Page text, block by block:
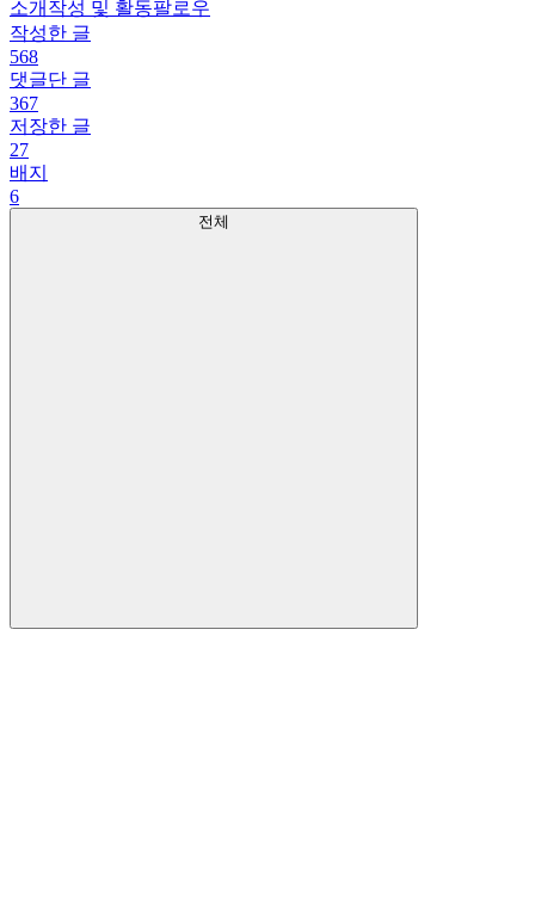
소개 작성 및 활동팔로우
작성한 글
568
댓글단 글
367
저장한 글
27
배지
6
전체